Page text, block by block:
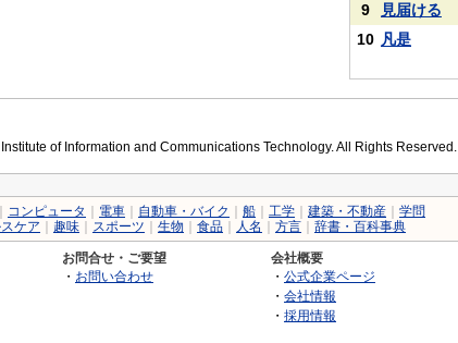
9
見届ける
10 凡是
of Information and Communications Technology. All Rights Reserved.
コンピュータ 電車 自動車・バイク 船 工学 建築・不動産
学問
ケア 趣味 スポーツ 生物 食品 人名 方言 辞書・百科事典
お問合せ・ご要望
・ お問い合わせ
会社概要
・ 公式企業ページ
・ 会社情報
・ 採用情報